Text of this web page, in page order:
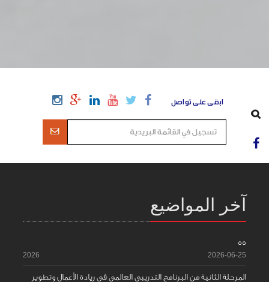
ابقى على تواصل
آخر المواضيع
55
2026-06-25
2026
المرحلة الثانية من البرنامج التدريبي العالمي في ريادة الأعمال وتطوير